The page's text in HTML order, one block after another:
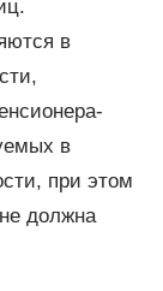
в
в
при этом
должна